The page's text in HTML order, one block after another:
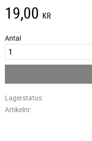
19,00 KR
Antal
Lagerstatus
Artikelnr